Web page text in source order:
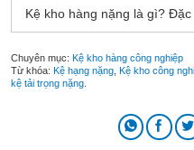
Kệ kho hàng nặng là gì?
Chuyên mục: Kệ kho hàng công nghiệp
Từ khóa: Kệ hạng nặng Kệ kho công
kệ tải trọng nặng